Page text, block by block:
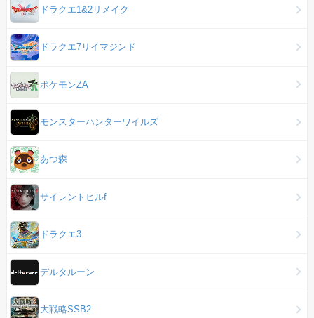
ドラクエ1&2リメイク
ドラクエ7リイマジンド
ポケモンZA
モンスターハンターワイルズ
あつ森
サイレントヒルf
ドラクエ3
デルタルーン
大戦略SSB2